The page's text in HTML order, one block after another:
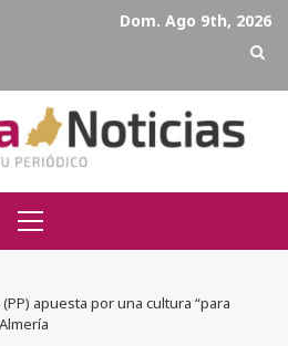
Dom. Ago 9th, 2026
Primary
Menu
apuesta por una cultura “para